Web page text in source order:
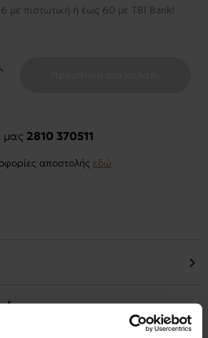
με πιστωτική ή έως 60 με TBI Bank!
μας 2810 370511
αποστολής εδώ